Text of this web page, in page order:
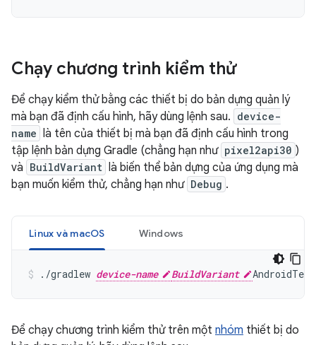
Chạy chương trình kiểm thử
Để chạy kiểm thử bằng các thiết bị do bản dựng quản lý
mà bạn đã định cấu hình, hãy dùng lệnh sau. device-
name là tên của thiết bị mà bạn đã định cấu hình trong
tập lệnh bản dựng Gradle (chẳng hạn như pixel2api30 )
và BuildVariant là biến thể bản dựng của ứng dụng mà
bạn muốn kiểm thử, chẳng hạn như Debug .
Linux và macOS Windows
./gradlew device-name BuildVariant
Để chạy chương trình kiểm thử trên một nhóm thiết bị do